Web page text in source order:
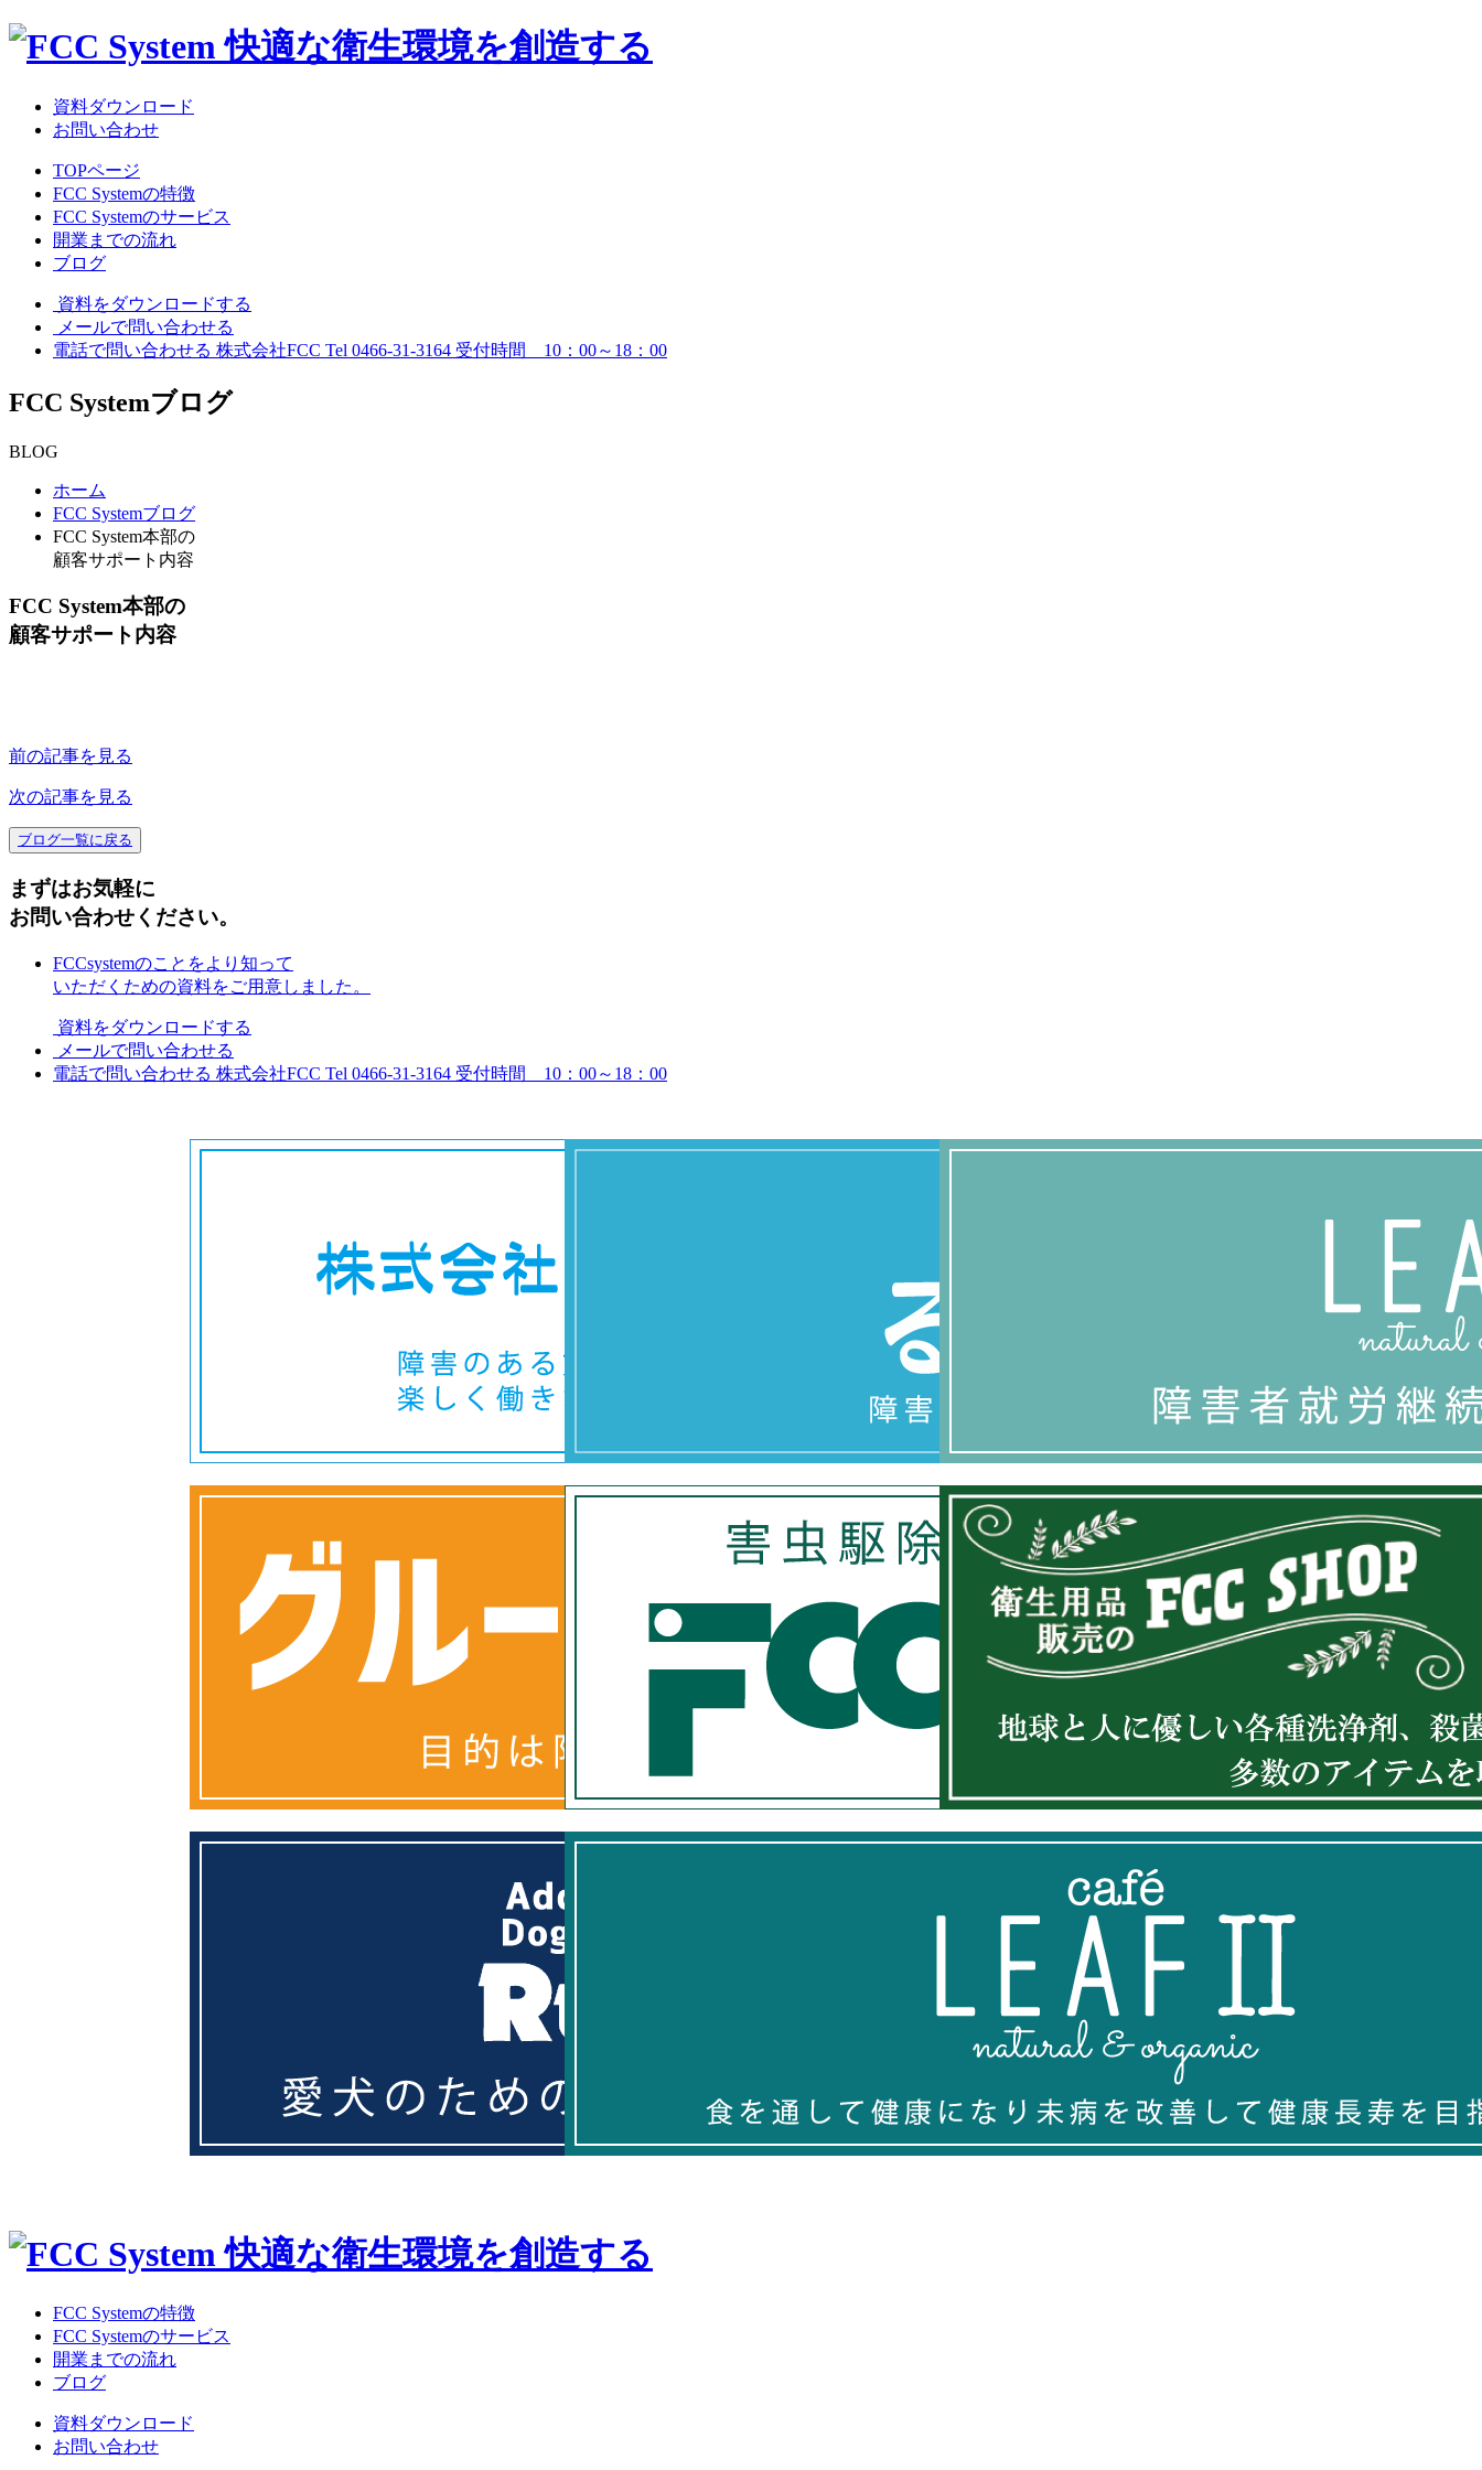
資料ダウンロード
お問い合わせ
TOPページ
FCC Systemの特徴
FCC Systemのサービス
開業までの流れ
ブログ
資料をダウンロードする
メールで問い合わせる
電話で問い合わせる 株式会社FCC Tel 0466-31-3164 受付時間 10：00～18：00
FCC Systemブログ
BLOG
ホーム
FCC Systemブログ
FCC System本部の
顧客サポート内容
FCC System本部の
顧客サポート内容
前の記事を見る
次の記事を見る
ブログ一覧に戻る
まずはお気軽に
お問い合わせください。
FCCsystemのことをより知って
いただくための資料をご用意しました。
資料をダウンロードする
メールで問い合わせる
電話で問い合わせる 株式会社FCC Tel 0466-31-3164 受付時間 10：00～18：00
FCC Systemの特徴
FCC Systemのサービス
開業までの流れ
ブログ
資料ダウンロード
お問い合わせ